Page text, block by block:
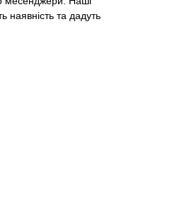
наявність та дадуть